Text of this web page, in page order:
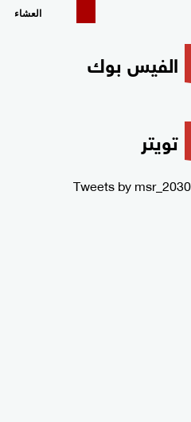
العشاء
الفيس بوك
تويتر
Tweets by msr_2030